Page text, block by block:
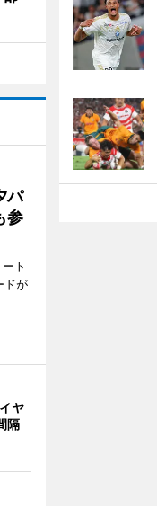
パ
参
ト
ドが
ヤ
隔